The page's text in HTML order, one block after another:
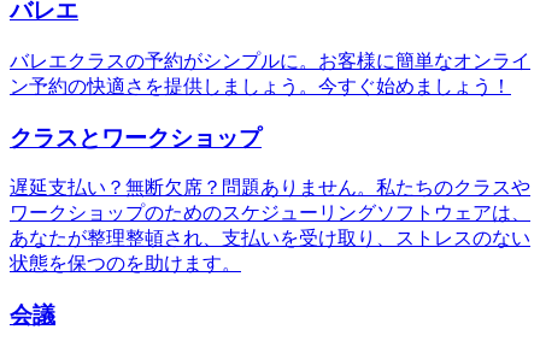
バレエ
バレエクラスの予約がシンプルに。お客様に簡単なオンライ
ン予約の快適さを提供しましょう。今すぐ始めましょう！
クラスとワークショップ
遅延支払い？無断欠席？問題ありません。私たちのクラスや
ワークショップのためのスケジューリングソフトウェアは、
あなたが整理整頓され、支払いを受け取り、ストレスのない
状態を保つのを助けます。
会議